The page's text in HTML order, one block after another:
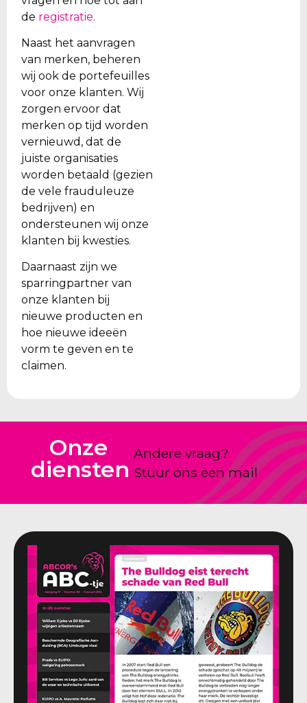
de registratie.
Naast het aanvragen
van merken, beheren
wij ook de portefeuilles
voor onze klanten. Wij
zorgen ervoor dat
merken op tijd worden
vernieuwd, dat de
juiste organisaties
worden betaald (gezien
de vele frauduleuze
bedrijven) en
ondersteunen wij onze
klanten bij kwesties.
Daarnaast zijn we
sparringpartner van
onze klanten bij
nieuwe producten en
hoe nieuwe ideeën
vorm te geven en te
claimen.
Onze
diensten
Andere vraag?
Stuur ons een mail